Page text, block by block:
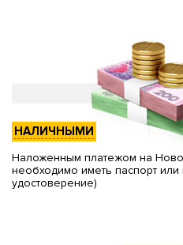
НАЛИЧНЫМИ
Наложенным платежом на
необходимо иметь паспорт или
удостоверение)